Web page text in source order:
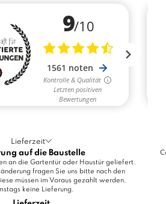
Lieferzeit
auf die Baustelle
an die Gartentür oder Haustür geliefert.
fragen Sie uns bitte nach den
müssen im Voraus gezahlt werden.
keine Lieferung.